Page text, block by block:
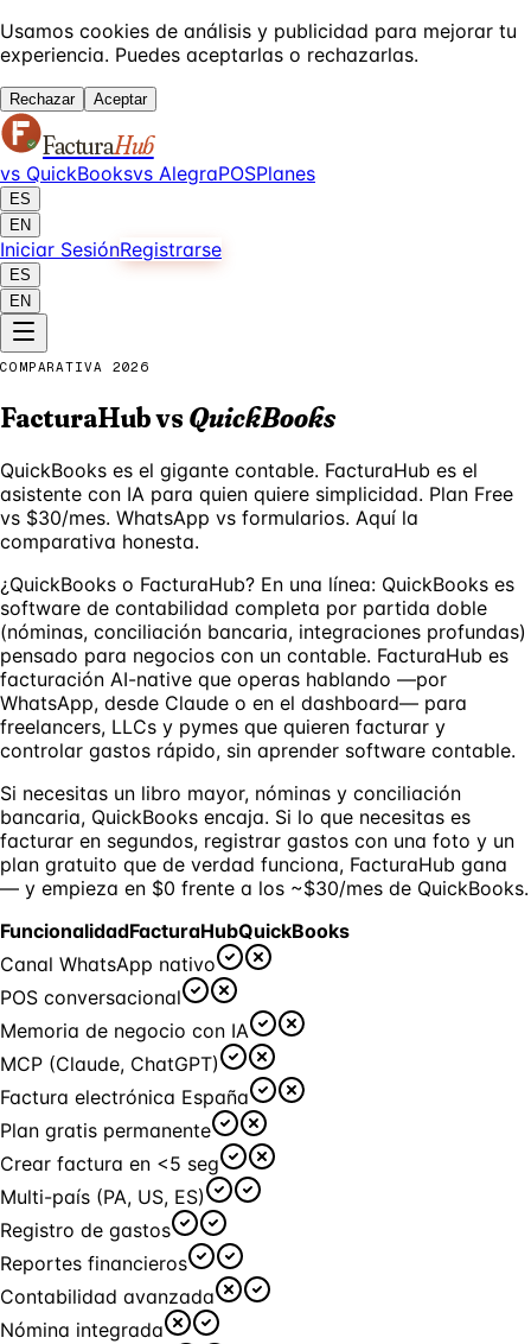
Usamos cookies de análisis y publicidad para mejorar tu
experiencia. Puedes aceptarlas o rechazarlas.
Rechazar Aceptar
FacturaHub
vs QuickBooksvs AlegraPOSPlanes
ES
EN
Iniciar SesiónRegistrarse
ES
EN
COMPARATIVA 2026
FacturaHub vs QuickBooks
QuickBooks es el gigante contable. FacturaHub es el
asistente con IA para quien quiere simplicidad. Plan Free
vs $30/mes. WhatsApp vs formularios. Aquí la
comparativa honesta.
¿QuickBooks o FacturaHub? En una línea: QuickBooks es
software de contabilidad completa por partida doble
(nóminas, conciliación bancaria, integraciones profundas)
pensado para negocios con un contable. FacturaHub es
facturación AI-native que operas hablando —por
WhatsApp, desde Claude o en el dashboard— para
freelancers, LLCs y pymes que quieren facturar y
controlar gastos rápido, sin aprender software contable.
Si necesitas un libro mayor, nóminas y conciliación
bancaria, QuickBooks encaja. Si lo que necesitas es
facturar en segundos, registrar gastos con una foto y un
plan gratuito que de verdad funciona, FacturaHub gana
— y empieza en $0 frente a los ~$30/mes de QuickBooks.
FuncionalidadFacturaHubQuickBooks
Canal WhatsApp nativo
POS conversacional
Memoria de negocio con IA
MCP (Claude, ChatGPT)
Factura electrónica España
Plan gratis permanente
Crear factura en <5 seg
Multi-país (PA, US, ES)
Registro de gastos
Reportes financieros
Contabilidad avanzada
Nómina integrada